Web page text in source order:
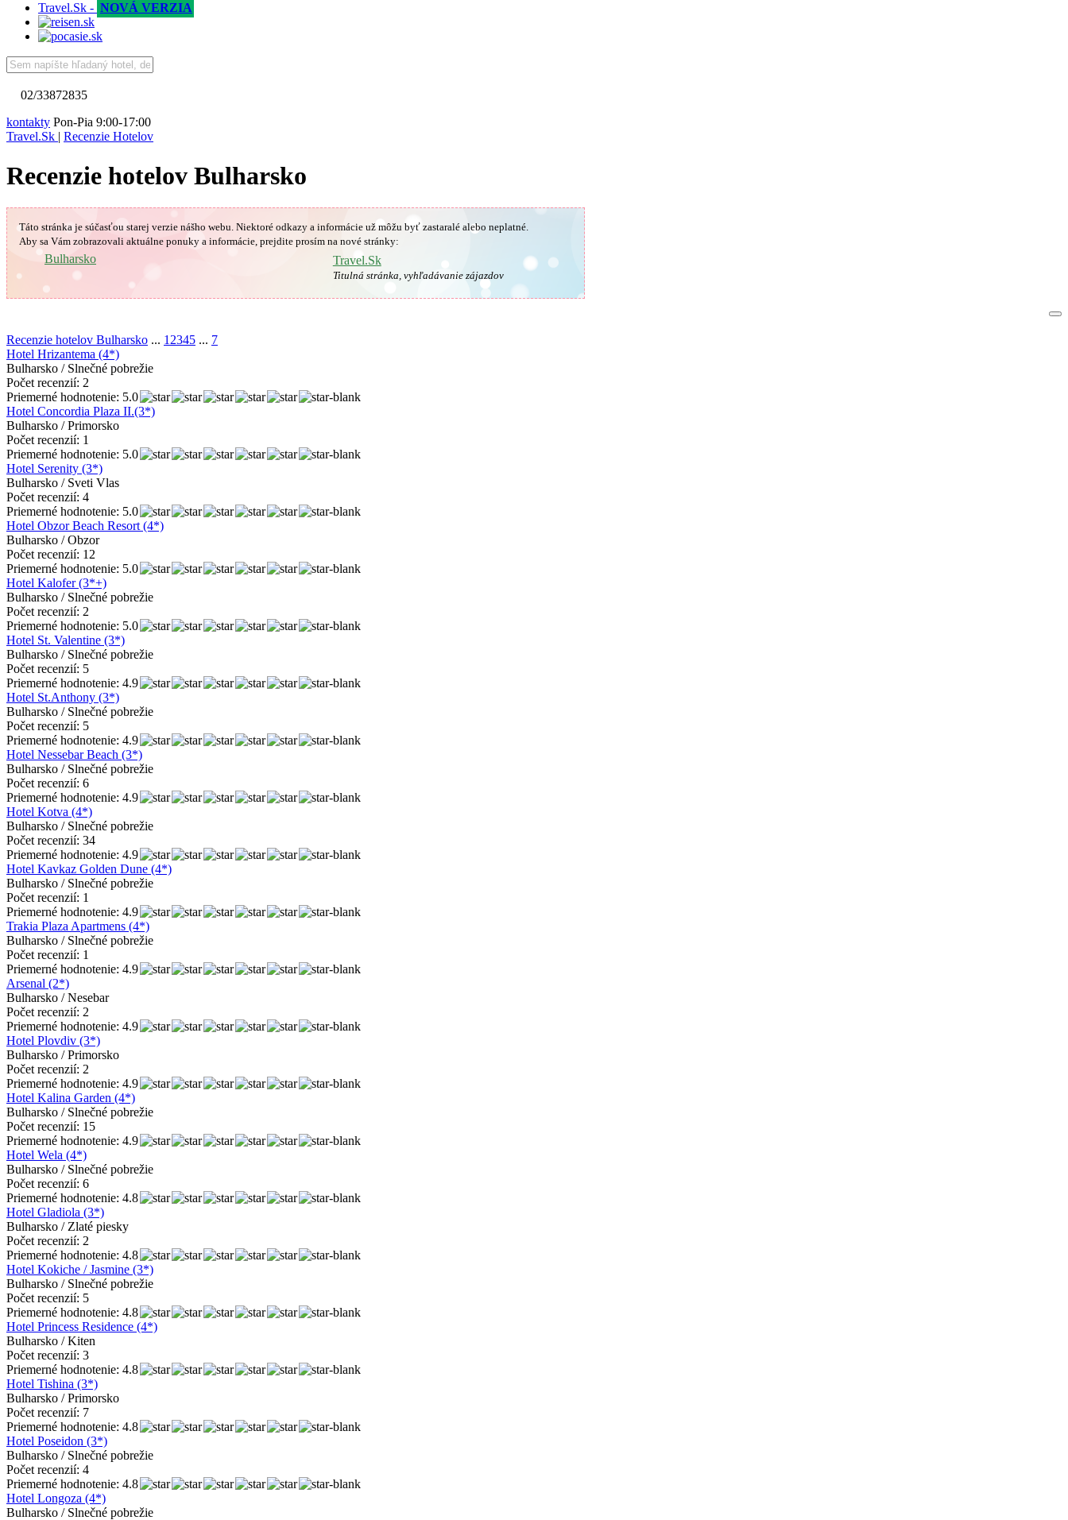
Travel.Sk - NOVÁ VERZIA
02/33872835
kontakty Pon-Pia 9:00-17:00
Travel.Sk | Recenzie Hotelov
Recenzie hotelov Bulharsko
Táto stránka je súčasťou starej verzie nášho webu. Niektoré odkazy a informácie už môžu byť zastaralé alebo neplatné.
Aby sa Vám zobrazovali aktuálne ponuky a informácie, prejdite prosím na nové stránky:
🇧🇬 Bulharsko Travel.Sk
Titulná stránka, vyhľadávanie zájazdov
Recenzie hotelov Bulharsko ... 1 2345 ... 7
Hotel Hrizantema (4*)
Bulharsko / Slnečné pobrežie
Počet recenzií: 2
Priemerné hodnotenie: 5.0
Hotel Concordia Plaza II.(3*)
Bulharsko / Primorsko
Počet recenzií: 1
Priemerné hodnotenie: 5.0
Hotel Serenity (3*)
Bulharsko / Sveti Vlas
Počet recenzií: 4
Priemerné hodnotenie: 5.0
Hotel Obzor Beach Resort (4*)
Bulharsko / Obzor
Počet recenzií: 12
Priemerné hodnotenie: 5.0
Hotel Kalofer (3*+)
Bulharsko / Slnečné pobrežie
Počet recenzií: 2
Priemerné hodnotenie: 5.0
Hotel St. Valentine (3*)
Bulharsko / Slnečné pobrežie
Počet recenzií: 5
Priemerné hodnotenie: 4.9
Hotel St.Anthony (3*)
Bulharsko / Slnečné pobrežie
Počet recenzií: 5
Priemerné hodnotenie: 4.9
Hotel Nessebar Beach (3*)
Bulharsko / Slnečné pobrežie
Počet recenzií: 6
Priemerné hodnotenie: 4.9
Hotel Kotva (4*)
Bulharsko / Slnečné pobrežie
Počet recenzií: 34
Priemerné hodnotenie: 4.9
Hotel Kavkaz Golden Dune (4*)
Bulharsko / Slnečné pobrežie
Počet recenzií: 1
Priemerné hodnotenie: 4.9
Trakia Plaza Apartmens (4*)
Bulharsko / Slnečné pobrežie
Počet recenzií: 1
Priemerné hodnotenie: 4.9
Arsenal (2*)
Bulharsko / Nesebar
Počet recenzií: 2
Priemerné hodnotenie: 4.9
Hotel Plovdiv (3*)
Bulharsko / Primorsko
Počet recenzií: 2
Priemerné hodnotenie: 4.9
Hotel Kalina Garden (4*)
Bulharsko / Slnečné pobrežie
Počet recenzií: 15
Priemerné hodnotenie: 4.9
Hotel Wela (4*)
Bulharsko / Slnečné pobrežie
Počet recenzií: 6
Priemerné hodnotenie: 4.8
Hotel Gladiola (3*)
Bulharsko / Zlaté piesky
Počet recenzií: 2
Priemerné hodnotenie: 4.8
Hotel Kokiche / Jasmine (3*)
Bulharsko / Slnečné pobrežie
Počet recenzií: 5
Priemerné hodnotenie: 4.8
Hotel Princess Residence (4*)
Bulharsko / Kiten
Počet recenzií: 3
Priemerné hodnotenie: 4.8
Hotel Tishina (3*)
Bulharsko / Primorsko
Počet recenzií: 7
Priemerné hodnotenie: 4.8
Hotel Poseidon (3*)
Bulharsko / Slnečné pobrežie
Počet recenzií: 4
Priemerné hodnotenie: 4.8
Hotel Longoza (4*)
Bulharsko / Slnečné pobrežie